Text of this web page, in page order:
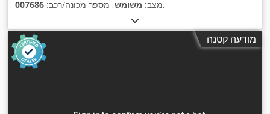
מצב: משומש, מספר מכונה/רכב: 007686 ,
מודעה קטנה